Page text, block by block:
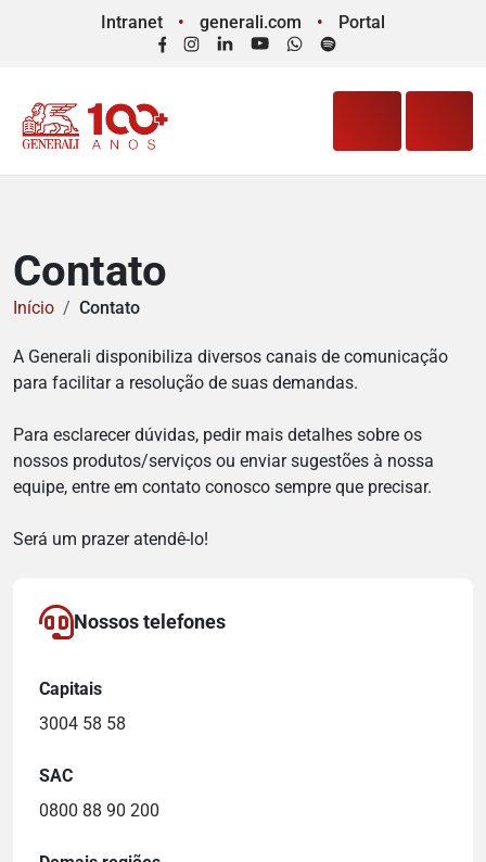
Intranet generali.com
Portal
FacebookInstagram
LinkedInYouTubeWhatsApp
Spotify
Contato
Início Contato
A Generali disponibiliza diversos canais de comunicação
para facilitar a resolução de suas demandas.
Para esclarecer dúvidas, pedir mais detalhes sobre os
nossos produtos/serviços ou enviar sugestões à nossa
equipe, entre em contato conosco sempre que precisar.
Será um prazer atendê-lo!
Nossos telefones
Capitais
3004 58 58
SAC
0800 88 90 200